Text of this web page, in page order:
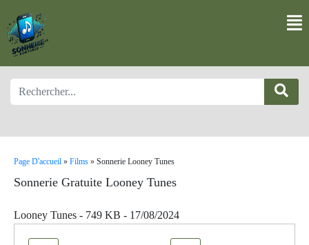
Page D'accueil » Films » Sonnerie Looney Tunes
Sonnerie Gratuite Looney Tunes
Looney Tunes - 749 KB - 17/08/2024